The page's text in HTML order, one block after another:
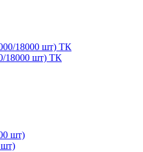
18000 шт) ТК
шт)